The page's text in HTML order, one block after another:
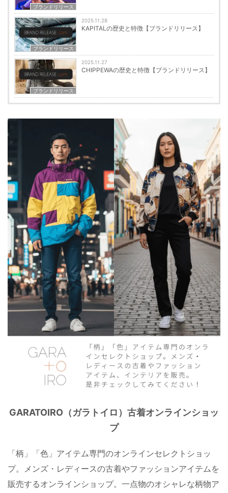
ブランドリリース
ブランドリリース
2025.11.28
KAPITALの歴史と特徴【ブランドリリース】
ブランドリリース
2025.11.27
CHIPPEWAの歴史と特徴【ブランドリリース】
GARATOIRO（ガラトイロ）古着オンラインショッ
プ
「柄」「色」アイテム専門のオンラインセレクトショッ
プ。メンズ・レディースの古着やファッションアイテムを
販売するオンラインショップ。一点物のオシャレな柄物ア